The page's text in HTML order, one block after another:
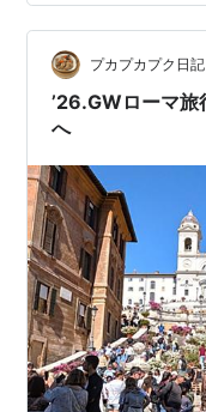
空いてきたので早
ボルゲーゼ公園内
ので次回のローマ
プカプカプク日記
’26.GWローマ
へ